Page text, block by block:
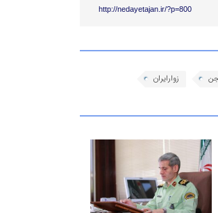
http://nedayetajan.ir/?p=800
زوارایران